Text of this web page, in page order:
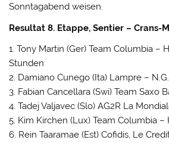
Sonntagabend weisen.
Resultat 8. Etappe, Sentier – Crans-
1. Tony Martin (Ger) Team Columbia –
Stunden
2. Damiano Cunego (Ita) Lampre –
3. Fabian Cancellara (Swi) Team Saxo
4. Tadej Valjavec (Slo) AG2R La
5. Kim Kirchen (Lux) Team Columbia –
6. Rein Taaramae (Est) Cofidis, Le